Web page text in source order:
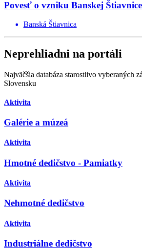
Povesť o vzniku Banskej Štiavnice
Banská Štiavnica
Neprehliadni na portáli
Najväčšia databáza starostlivo vyberaných
Slovensku
Aktivita
Galérie a múzeá
Aktivita
Hmotné dedičstvo - Pamiatky
Aktivita
Nehmotné dedičstvo
Aktivita
Industriálne dedičstvo